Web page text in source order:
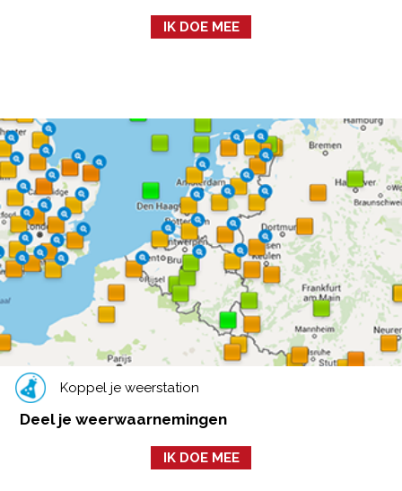
IK DOE MEE
Koppel je weerstation
Deel je weerwaarnemingen
IK DOE MEE